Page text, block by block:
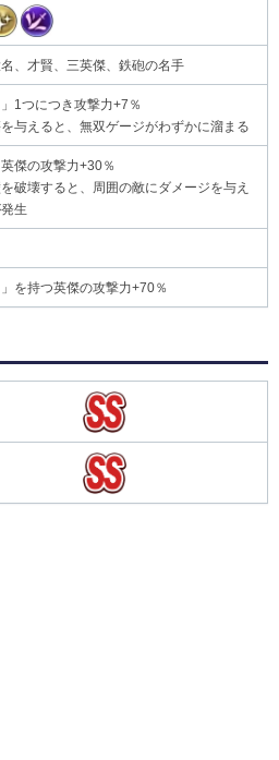
、才賢、三英傑、鉄砲の名手
1つにつき攻撃力+7％
与えると、無双ゲージがわずかに溜まる
傑の攻撃力+30％
破壊すると、周囲の敵にダメージを与え
生
を持つ英傑の攻撃力+70％